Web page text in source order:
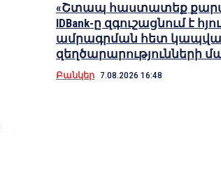
«Շտապ հաստատեք
IDBank-ը զգուշացնում է
ամրագրման հետ
զեղծարարությունների
Բանկեր 7.08.2026 16:48